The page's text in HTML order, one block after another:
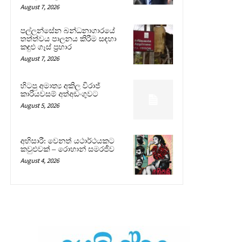
August 7, 2026
පල්ලන්සේන බන්ධනාගාරයේ
තත්ත්වය පාලනය කිරීම සඳහා
කඳුළු ගෑස් ප්‍රහාර
August 7, 2026
හිටපු අමාත්‍ය අකිල විරාජ්
කාරියවසම් අත්අඩංගුවට
August 5, 2026
අභිසාරී: වෙනත් යථාර්ථයකට
කවුළුවක් – රොහාන් සමරජීව
August 4, 2026